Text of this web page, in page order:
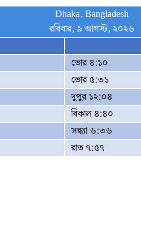
Dhaka, Bangladesh
রবিবার, ৯ আগস্ট, ২০২৬
ভোর ৪:১০
ভোর ৫:৩১
দুপুর ১২:০৪
বিকাল ৪:৪০
সন্ধ্যা ৬:৩৬
রাত ৭:৫৭